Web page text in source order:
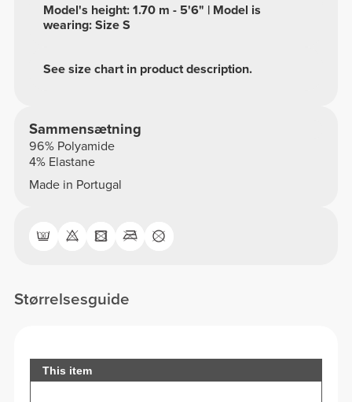
See size chart in product description.
Model's height: 1.70 m - 5'6" | Model is
wearing: Size S
Sammensætning
96% Polyamide
4% Elastane
Made in Portugal
Størrelsesguide
This item